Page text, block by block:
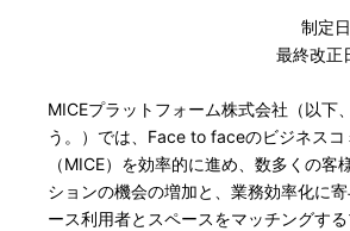
制定
最終改
MICEプラットフォーム株式会社（以下
う。）では、Face to faceのビジネスコ
（MICE）を効率的に進め、数多くの客
ションの機会の増加と、業務効率化に
ース利用者とスペースをマッチングす